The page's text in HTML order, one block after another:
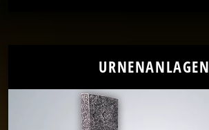
URNENANLAGEN